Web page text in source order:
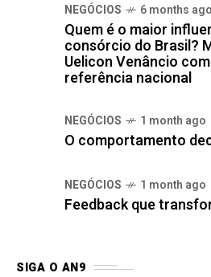
NEGÓCIOS 6 months ago
Quem é o maior
consórcio do Brasil?
Uelicon Venâncio
referência nacional
NEGÓCIOS 1 month ago
O comportamento
NEGÓCIOS 1 month ago
Feedback que
SIGA O AN9